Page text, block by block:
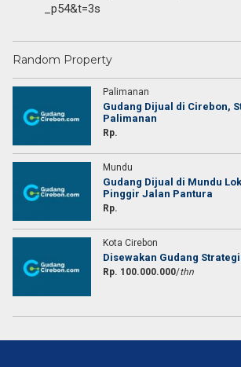
_p54&t=3s
Random Property
Palimanan
Gudang Dijual di Cirebon,
Palimanan
Rp.
Mundu
Gudang Dijual di Mundu
Pinggir Jalan Pantura
Rp.
Kota Cirebon
Disewakan Gudang
Rp. 100.000.000/thn